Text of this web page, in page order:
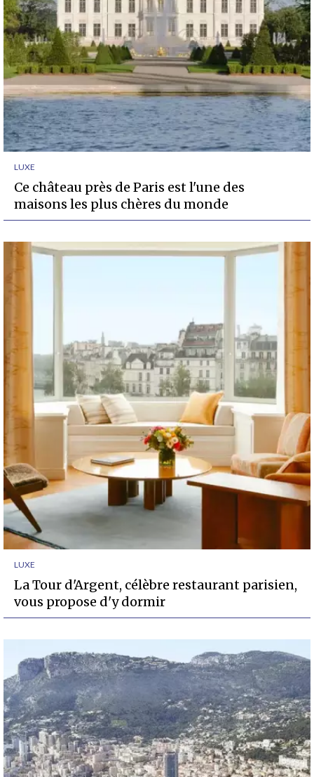
LUXE
Ce château près de Paris est l'une des
maisons les plus chères du monde
LUXE
La Tour d'Argent, célèbre restaurant parisien,
vous propose d'y dormir